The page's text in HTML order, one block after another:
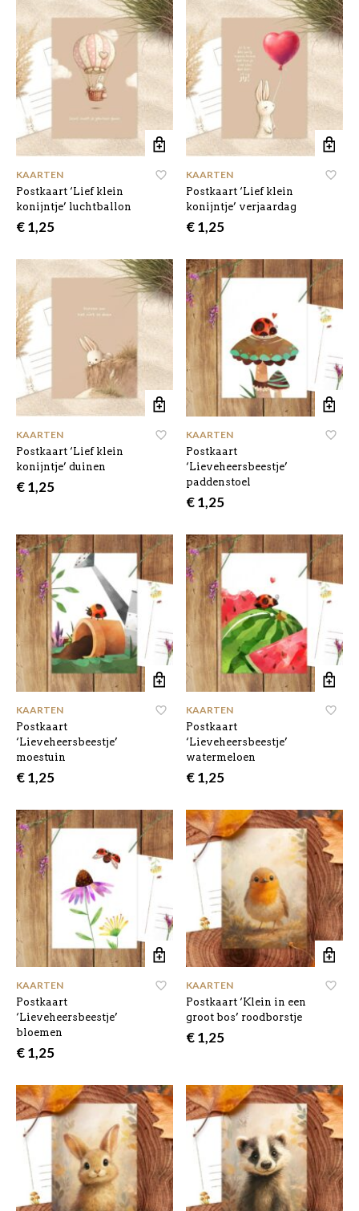
KAARTEN
Postkaart ‘Lief klein
konijntje’ luchtballon
€1,25
KAARTEN
Postkaart ‘Lief klein
konijntje’ verjaardag
€1,25
KAARTEN
Postkaart ‘Lief klein
konijntje’ duinen
€1,25
KAARTEN
Postkaart
‘Lieveheersbeestje’
paddenstoel
€1,25
KAARTEN
Postkaart
‘Lieveheersbeestje’
moestuin
€1,25
KAARTEN
Postkaart
‘Lieveheersbeestje’
watermeloen
€1,25
KAARTEN
Postkaart
‘Lieveheersbeestje’
bloemen
€1,25
KAARTEN
Postkaart ‘Klein in een
groot bos’ roodborstje
€1,25